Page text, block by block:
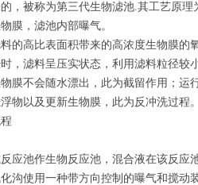
，被称为第三代生物滤池.其工艺原
膜，滤池内部曝气。
的高比表面积带来的高浓度生物膜
，滤料呈压实状态，利用滤料粒径
膜不会随水漂出，此为截留作用；运
物以及更新生物膜，此为反冲洗过程。
应池作生物反应池，混合液在该反
沟使用一种带方向控制的曝气和搅